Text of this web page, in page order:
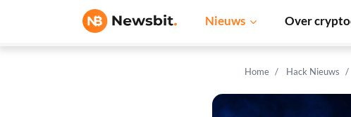
Nieuws Over
Home Hack Nieuws